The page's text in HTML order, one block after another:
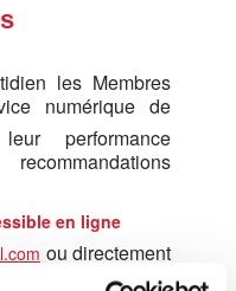
les Membres
numérique de
performance
en ligne
ou directement
via l’application